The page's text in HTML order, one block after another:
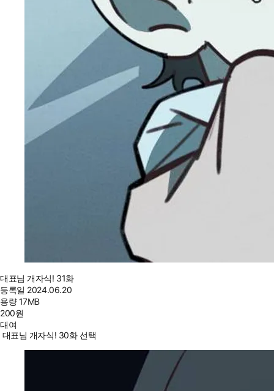
대표님 개자식! 31화
등록일 2024.06.20
용량17MB
200원
대여
대표님 개자식! 30화 선택